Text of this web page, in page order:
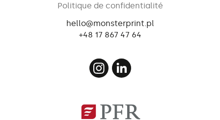
Politique de confidentialité
hello@monsterprint.pl
+48 17 867 47 64